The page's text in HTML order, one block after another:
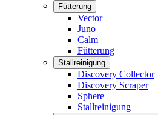
Fütterung
Vector
Juno
Calm
Fütterung
Stallreinigung
Discovery Collector
Discovery Scraper
Sphere
Stallreinigung